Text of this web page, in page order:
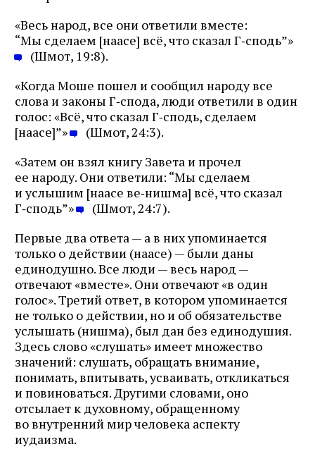
«Весь народ, все они ответили вместе:
“Мы сделаем [наасе] всё, что сказал Г‑сподь”»
(Шмот, 19:8).
«Когда Моше пошел и сообщил народу все
слова и законы Г‑спода, люди ответили в один
голос: «Всё, что сказал Г‑сподь, сделаем
[наасе]”»
(Шмот, 24:3).
«Затем он взял книгу Завета и прочел
ее народу. Они ответили: “Мы сделаем
и услышим [наасе ве‑нишма] всё, что сказал
Г‑сподь”»
(Шмот, 24:7).
Первые два ответа — а в них упоминается
только о действии (наасе) — были даны
единодушно. Все люди — весь народ —
отвечают «вместе». Они отвечают «в один
голос». Третий ответ, в котором упоминается
не только о действии, но и об обязательстве
услышать (нишма), был дан без единодушия.
Здесь слово «слушать» имеет множество
значений: слушать, обращать внимание,
понимать, впитывать, усваивать, откликаться
и повиноваться. Другими словами, оно
отсылает к духовному, обращенному
во внутренний мир человека аспекту
иудаизма.